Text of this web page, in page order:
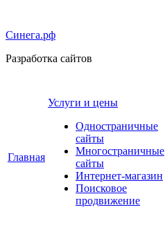
Синега.рф
Разработка сайтов
Главная
Услуги и цены
Одностраничные
сайты
Многостраничные
сайты
Интернет-магазин
Поисковое
продвижение